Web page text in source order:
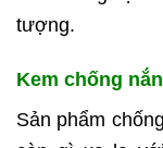
tượng.
Kem chống
Sản phẩm